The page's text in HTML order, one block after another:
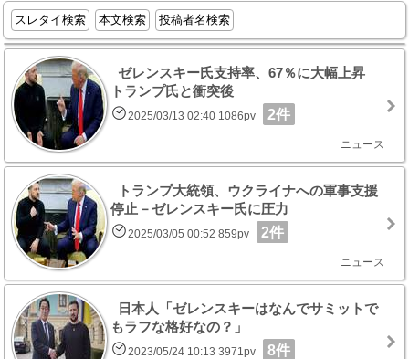
スレタイ検索 本文検索 投稿者名検索
ゼレンスキー氏支持率、67％に大幅上昇
トランプ氏と衝突後
2025/03/13 02:40 1086pv 2件
ニュース
トランプ大統領、ウクライナへの軍事支援
停止－ゼレンスキー氏に圧力
2025/03/05 00:52 859pv 2件
ニュース
日本人「ゼレンスキーはなんでサミットで
もラフな格好なの？」
2023/05/24 10:13 3971pv 8件